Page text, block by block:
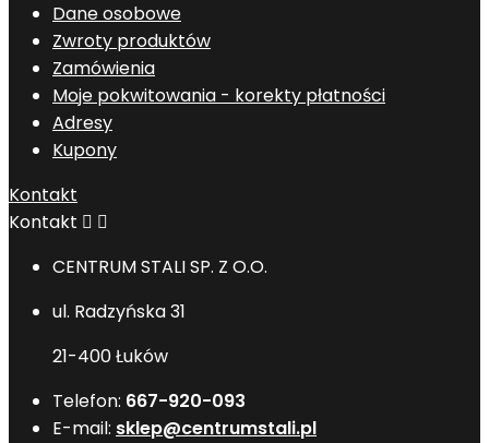
Dane osobowe
Zwroty produktów
Zamówienia
Moje pokwitowania - korekty płatności
Adresy
Kupony
Kontakt
Kontakt  
CENTRUM STALI SP. Z O.O.
ul. Radzyńska 31
21-400 Łuków
Telefon: 667-920-093
E-mail: sklep@centrumstali.pl